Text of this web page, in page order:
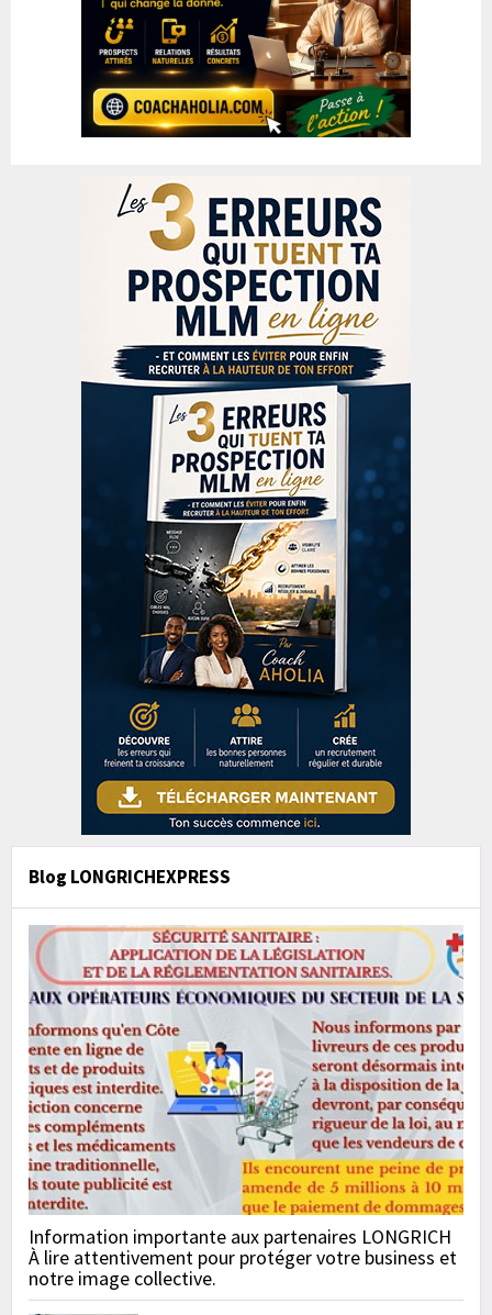
Blog LONGRICHEXPRESS
Information importante aux partenaires LONGRICH
À lire attentivement pour protéger votre business et
notre image collective.